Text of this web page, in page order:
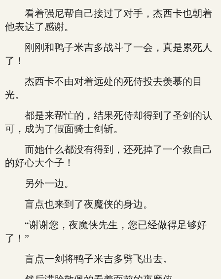
看着强尼帮自己接过了对手，杰西卡也朝着
他表达了感谢。
刚刚和鸭子米吉多战斗了一会，真是累死人
了！
杰西卡不由对着远处的死侍投去羡慕的目
光。
都是来帮忙的，结果死侍却得到了圣剑的认
可，成为了假面骑士剑斩。
而她什么都没有得到，还死掉了一个救自己
的好心大个子！
另外一边。
盲点也来到了夜魔侠的身边。
“谢谢您，夜魔侠先生，您已经做得足够好
了！”
盲点一剑将鸭子米吉多劈飞出去。